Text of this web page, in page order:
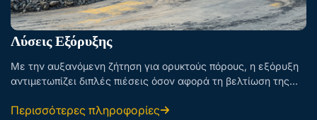
Λύσεις Εξόρυξης
Με την αυξανόμενη ζήτηση για ορυκτούς πόρους, η εξόρυξη
αντιμετωπίζει διπλές πιέσεις όσον αφορά τη βελτίωση της
εξοπλισμό εκσκαφών και μεταφορών υψηλής αντοχής και
Περισσότερες πληροφορίες